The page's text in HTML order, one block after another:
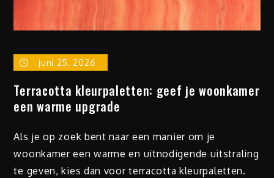
juni 25, 2026
Terracotta kleurpaletten: geef je woonkamer
een warme upgrade
Als je op zoek bent naar een manier om je
woonkamer een warme en uitnodigende uitstraling
te geven, kies dan voor terracotta kleurpaletten.